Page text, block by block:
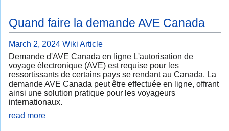
Quand faire la demande AVE Canada
March 2, 2024 Wiki Article
Demande d'AVE Canada en ligne L'autorisation de
voyage électronique (AVE) est requise pour les
ressortissants de certains pays se rendant au Canada. La
demande AVE Canada peut être effectuée en ligne, offrant
ainsi une solution pratique pour les voyageurs
internationaux.
read more